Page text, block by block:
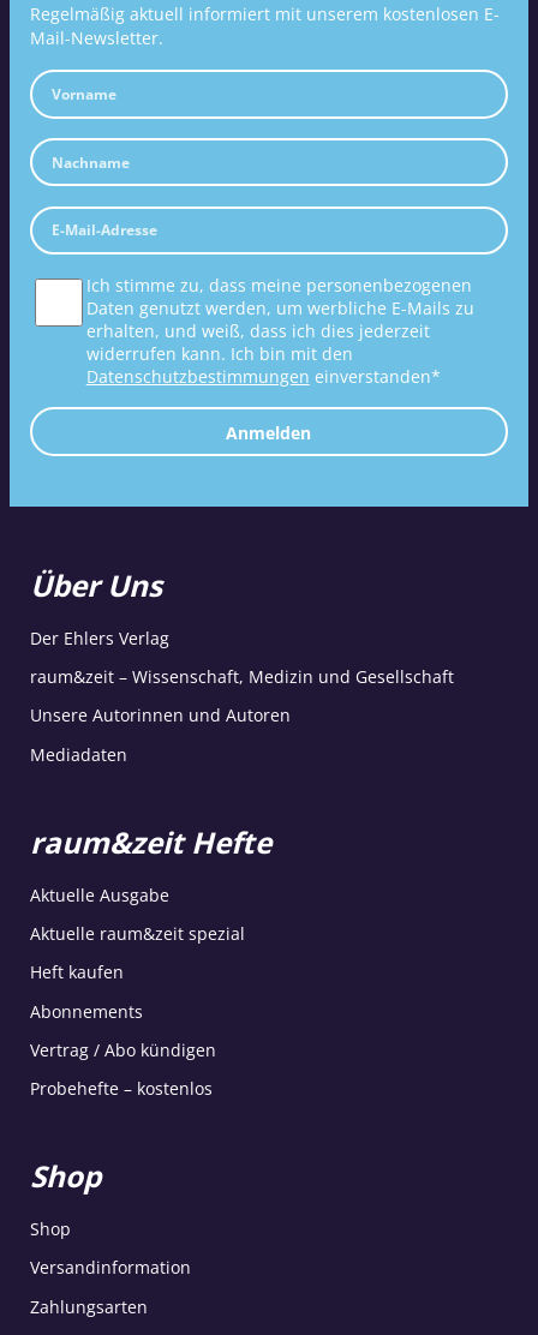
Regelmäßig aktuell informiert mit unserem kostenlosen E-
Mail-Newsletter.
Ich stimme zu, dass meine personenbezogenen
Daten genutzt werden, um werbliche E-Mails zu
erhalten, und weiß, dass ich dies jederzeit
widerrufen kann. Ich bin mit den
Datenschutzbestimmungen einverstanden*
Anmelden
Über Uns
Der Ehlers Verlag
raum&zeit – Wissenschaft, Medizin und Gesellschaft
Unsere Autorinnen und Autoren
Mediadaten
raum&zeit Hefte
Aktuelle Ausgabe
Aktuelle raum&zeit spezial
Heft kaufen
Abonnements
Vertrag / Abo kündigen
Probehefte – kostenlos
Shop
Shop
Versandinformation
Zahlungsarten